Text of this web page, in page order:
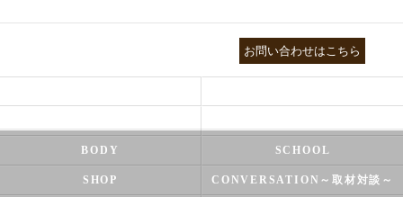
お問い合わせはこちら
BODY SCHOOL
SHOP CONVERSATION～取材対談～